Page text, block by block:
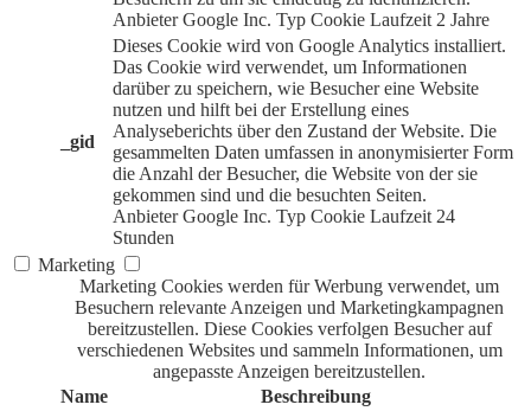
Anbieter Google Inc. Typ Cookie Laufzeit 2 Jahre
_gid
Dieses Cookie wird von Google Analytics installiert.
Das Cookie wird verwendet, um Informationen
darüber zu speichern, wie Besucher eine Website
nutzen und hilft bei der Erstellung eines
Analyseberichts über den Zustand der Website. Die
gesammelten Daten umfassen in anonymisierter Form
die Anzahl der Besucher, die Website von der sie
gekommen sind und die besuchten Seiten.
Anbieter Google Inc. Typ Cookie Laufzeit 24
Stunden
Marketing
Marketing Cookies werden für Werbung verwendet, um
Besuchern relevante Anzeigen und Marketingkampagnen
bereitzustellen. Diese Cookies verfolgen Besucher auf
verschiedenen Websites und sammeln Informationen, um
angepasste Anzeigen bereitzustellen.
Name
Beschreibung